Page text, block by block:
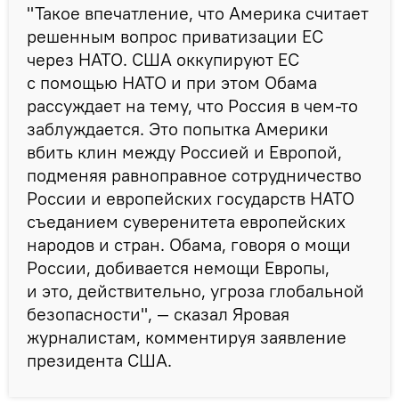
"Такое впечатление, что Америка считает
решенным вопрос приватизации ЕС
через НАТО. США оккупируют ЕС
с помощью НАТО и при этом Обама
рассуждает на тему, что Россия в чем-то
заблуждается. Это попытка Америки
вбить клин между Россией и Европой,
подменяя равноправное сотрудничество
России и европейских государств НАТО
съеданием суверенитета европейских
народов и стран. Обама, говоря о мощи
России, добивается немощи Европы,
и это, действительно, угроза глобальной
безопасности", — сказал Яровая
журналистам, комментируя заявление
президента США.